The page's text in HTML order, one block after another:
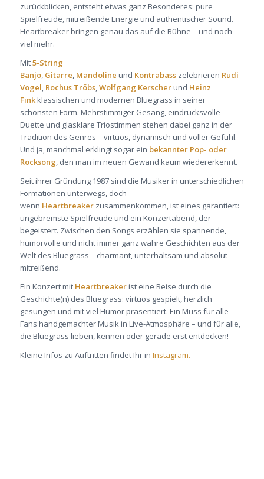
zurückblicken, entsteht etwas ganz Besonderes: pure
Spielfreude, mitreißende Energie und authentischer Sound.
Heartbreaker bringen genau das auf die Bühne – und noch
viel mehr.
Mit5-String
Banjo, Gitarre, Mandoline und Kontrabasszelebrieren Rudi
Vogel, Rochus Tröbs,Wolfgang Kerscherund Heinz
Finkklassischen und modernen Bluegrass in seiner
schönsten Form. Mehrstimmiger Gesang, eindrucksvolle
Duette und glasklare Triostimmen stehen dabei ganz in der
Tradition des Genres – virtuos, dynamisch und voller Gefühl.
Und ja, manchmal erklingt sogar ein bekannter Pop- oder
Rocksong, den man im neuen Gewand kaum wiedererkennt.
Seit ihrer Gründung 1987 sind die Musiker in unterschiedlichen
Formationen unterwegs, doch
wenn Heartbreakerzusammenkommen, ist eines garantiert:
ungebremste Spielfreude und ein Konzertabend, der
begeistert. Zwischen den Songs erzählen sie spannende,
humorvolle und nicht immer ganz wahre Geschichten aus der
Welt des Bluegrass – charmant, unterhaltsam und absolut
mitreißend.
Ein Konzert mit Heartbreakerist eine Reise durch die
Geschichte(n) des Bluegrass: virtuos gespielt, herzlich
gesungen und mit viel Humor präsentiert. Ein Muss für alle
Fans handgemachter Musik in Live-Atmosphäre – und für alle,
die Bluegrass lieben, kennen oder gerade erst entdecken!
Kleine Infos zu Auftritten findet Ihr in Instagram.